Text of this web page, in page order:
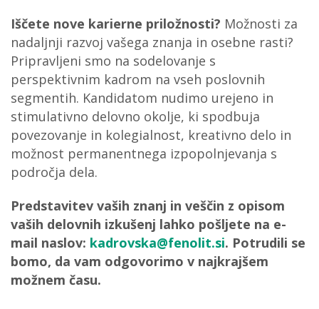
Iščete nove karierne priložnosti? Možnosti za
nadaljnji razvoj vašega znanja in osebne rasti?
Pripravljeni smo na sodelovanje s
perspektivnim kadrom na vseh poslovnih
segmentih. Kandidatom nudimo urejeno in
stimulativno delovno okolje, ki spodbuja
povezovanje in kolegialnost, kreativno delo in
možnost permanentnega izpopolnjevanja s
področja dela.
Predstavitev vaših znanj in veščin z opisom
vaših delovnih izkušenj lahko pošljete na e-
mail naslov: kadrovska@fenolit.si. Potrudili se
bomo, da vam odgovorimo v najkrajšem
možnem času.